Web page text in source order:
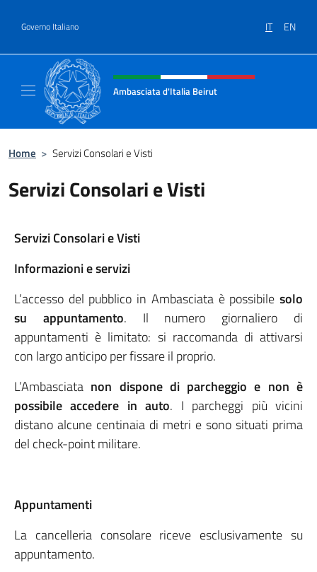
Governo Italiano IT EN
Intestazione sito, social e menù
Ambasciata d'Italia Beirut
Home > Servizi Consolari e Visti
Servizi Consolari e Visti
Servizi Consolari e Visti
Informazioni e servizi
L’accesso del pubblico in Ambasciata è possibile solo
su appuntamento. Il numero giornaliero di
appuntamenti è limitato: si raccomanda di attivarsi
con largo anticipo per fissare il proprio.
L’Ambasciata non dispone di parcheggio e non è
possibile accedere in auto. I parcheggi più vicini
distano alcune centinaia di metri e sono situati prima
del check-point militare.
Appuntamenti
La cancelleria consolare riceve esclusivamente su
appuntamento.